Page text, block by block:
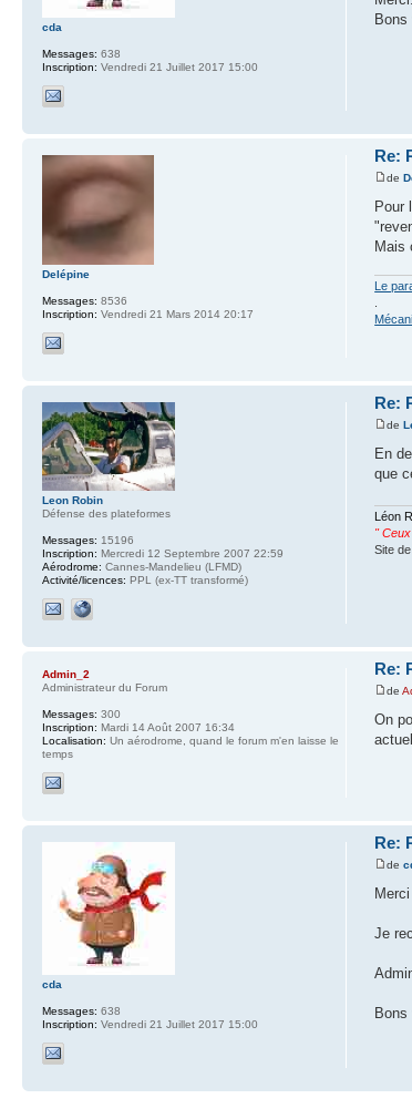
Bons
cda
Messages: 638
Inscription: Vendredi 21 Juillet 2017 15:00
Re:
de
Pour
Mais
Le
Delépine
Messages: 8536
Inscription: Vendredi 21 Mars 2014 20:17
Re:
de
En
que
Léon
"
Site
Leon Robin
Défense des plateformes
Messages: 15196
Inscription: Mercredi 12 Septembre 2007 22:59
Aérodrome: Cannes-Mandelieu (LFMD)
Activité/licences: PPL (ex-TT transformé)
Re:
de
On
Admin_2
Administrateur du Forum
Messages: 300
Inscription: Mardi 14 Août 2007 16:34
Localisation: Un aérodrome, quand le forum m'en laisse le
temps
Re:
de
Je
Bons
cda
Messages: 638
Inscription: Vendredi 21 Juillet 2017 15:00